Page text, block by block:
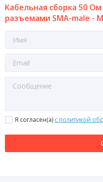
Кабельная сборка 50
разъемами SMA-male -
Я согласен(a) с политикой